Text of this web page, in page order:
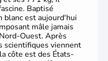
Baptisé
blanc est aujourd'hui
mâle jamais
Ouest. Après
scientifiques viennent
côte est des États-